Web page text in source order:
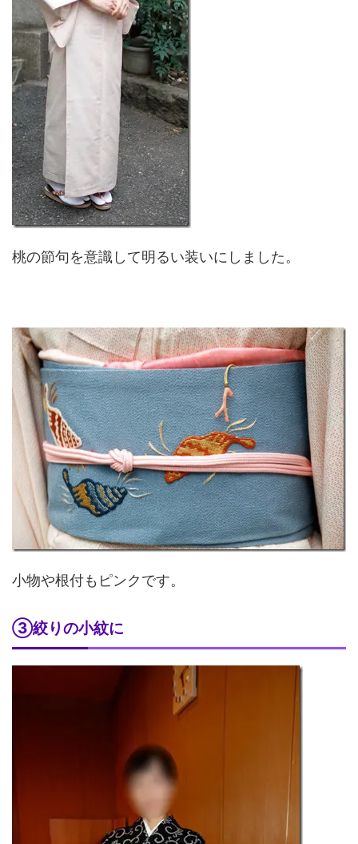
桃の節句を意識して明るい装いにしました。
小物や根付もピンクです。
③絞りの小紋に